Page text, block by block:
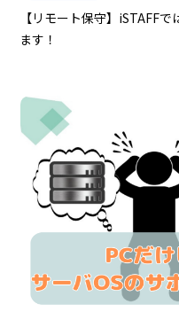
【リモート保守】iSTAFF
ます！